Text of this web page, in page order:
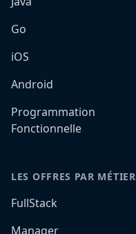
Go
iOS
Android
Programmation
Fonctionnelle
LES OFFRES PAR MÉTIER
FullStack
Manager